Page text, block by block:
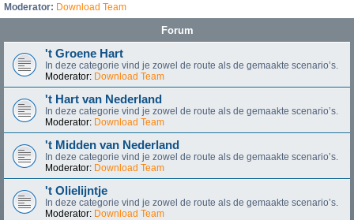
Moderator: Download Team
Forum
't Groene Hart
In deze categorie vind je zowel de route als de gemaakte scenario’s.
Moderator: Download Team
't Hart van Nederland
In deze categorie vind je zowel de route als de gemaakte scenario’s.
Moderator: Download Team
't Midden van Nederland
In deze categorie vind je zowel de route als de gemaakte scenario’s.
Moderator: Download Team
't Olielijntje
In deze categorie vind je zowel de route als de gemaakte scenario’s.
Moderator: Download Team